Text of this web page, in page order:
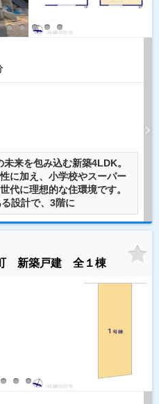
来を包み込む新築4LDK。
に加え、小学校やスーパー
代に理想的な住環境です。
設計で、3階に
新築戸建 全１棟